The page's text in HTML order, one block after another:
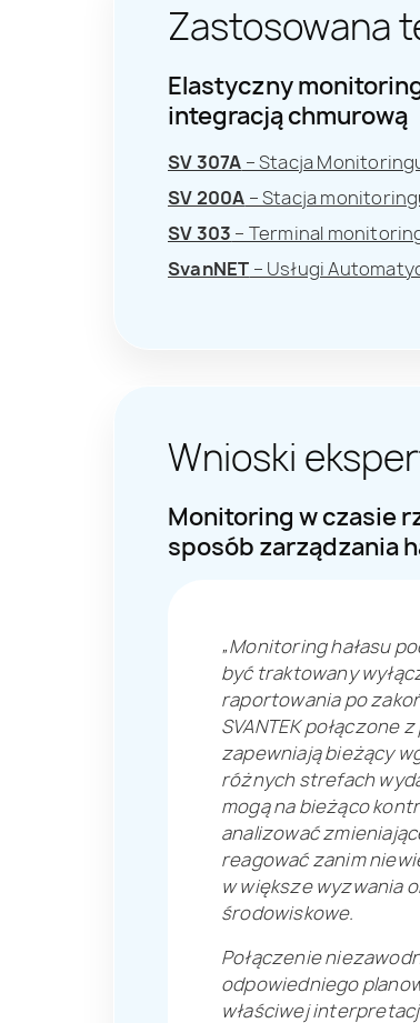
Zastosowana
Elastyczny
integracją chmurową
SV 307A – Stacja
SV 200A – Stacja
SV 303 – Terminal
SvanNET – Usługi
Wnioski
Monitoring w czasie
sposób zarządzania
„Monitoring hałasu
być traktowany
raportowania po
SVANTEK połączone
zapewniają bieżący
różnych strefach
mogą na bieżąco
analizować
reagować zanim
w większe wyzwania
środowiskowe.
Połączenie
odpowiedniego
właściwej